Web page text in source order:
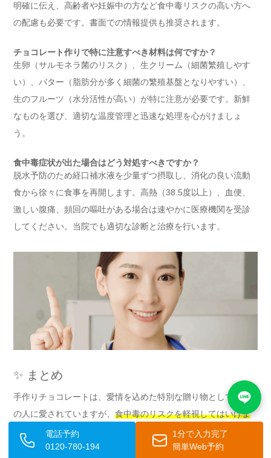
明確に伝え、高齢者や妊娠中の方など食中毒リスクの高い方へ
の配慮も必要です。書面での情報提供も推奨されます。
チョコレート作りで特に注意すべき材料は何ですか？
生卵（サルモネラ菌のリスク）、生クリーム（細菌繁殖しやす
い）、バター（脂肪分が多く細菌の繁殖基盤となりやすい）、
生のフルーツ（水分活性が高い）が特に注意が必要です。新鮮
なものを選び、適切な温度管理と迅速な処理を心がけましょ
う。
食中毒症状が出た場合はどう対処すべきですか？
脱水予防のため経口補水液を少量ずつ摂取し、消化の良い流動
食から徐々に食事を再開します。高熱（38.5度以上）、血便、
激しい腹痛、頻回の嘔吐がある場合は速やかに医療機関を受診
してください。当院でも適切な診断と治療を行います。
✨ まとめ
手作りチョコレートは、愛情を込めた特別な贈り物として多く
の人に愛されていますが、 食中毒のリスクを軽視してはいけま
。サルモネラ菌、黄色ブドウ球菌、大腸菌などによる細菌
性食中毒は、不適切な衛生管理、温度管理、材料の取り扱い、
電話予約
0120-780-194
1分で入力完了
簡単Web予約